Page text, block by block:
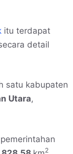
itu terdapat
detail
satu kabupaten
Utara,
2